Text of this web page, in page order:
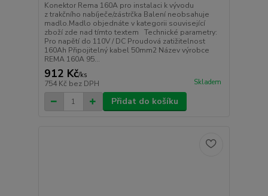
Konektor Rema 160A pro instalaci k vývodu
z trakčního nabíječe/zástrčka Balení neobsahuje
madlo.Madlo objednáte v kategorii související
zboží zde nad tímto textem Technické parametry:
Pro napětí do 110V / DC Proudová zatižitelnost
160Ah Připojitelný kabel 50mm2 Název výrobce
REMA 160A 95...
912 Kč/ks
754 Kč bez DPH Skladem
Přidat do košíku